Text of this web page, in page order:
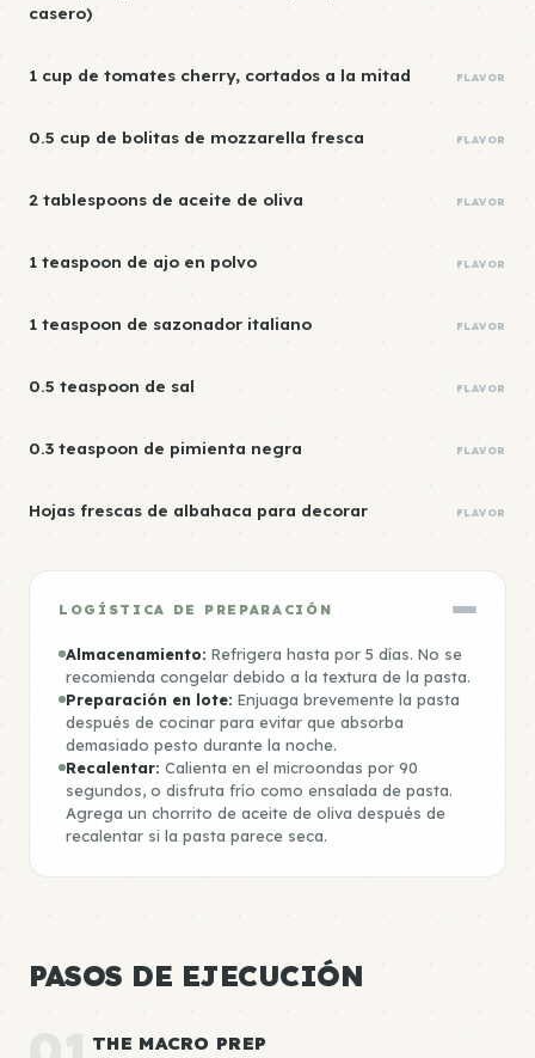
casero)
1 cup de tomates cherry, cortados a la mitad FLAVOR
0.5 cup de bolitas de mozzarella fresca FLAVOR
2 tablespoons de aceite de oliva FLAVOR
1 teaspoon de ajo en polvo FLAVOR
1 teaspoon de sazonador italiano FLAVOR
0.5 teaspoon de sal FLAVOR
0.3 teaspoon de pimienta negra FLAVOR
Hojas frescas de albahaca para decorar FLAVOR
LOGÍSTICA DE PREPARACIÓN
Almacenamiento: Refrigera hasta por 5 días. No se
recomienda congelar debido a la textura de la pasta.
Preparación en lote: Enjuaga brevemente la pasta
después de cocinar para evitar que absorba
demasiado pesto durante la noche.
Recalentar: Calienta en el microondas por 90
segundos, o disfruta frío como ensalada de pasta.
Agrega un chorrito de aceite de oliva después de
recalentar si la pasta parece seca.
PASOS DE EJECUCIÓN
THE MACRO PREP